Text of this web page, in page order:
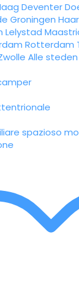
Deventer
Groningen
Lelystad
Rotterdam
Alle steden
spazioso